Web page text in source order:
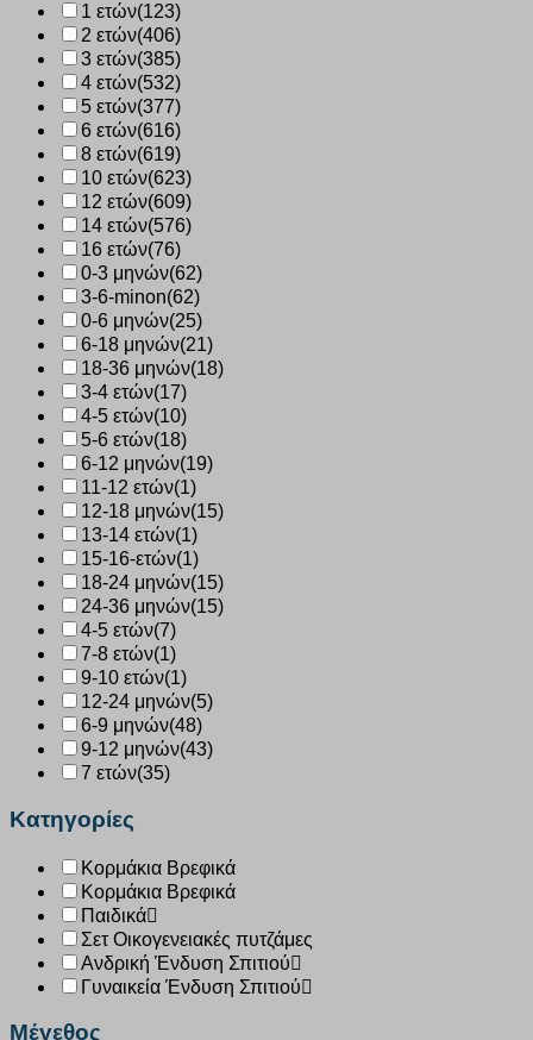
10230
ποσότητα
1 ετών(123)
2 ετών(406)
3 ετών(385)
4 ετών(532)
5 ετών(377)
6 ετών(616)
8 ετών(619)
10 ετών(623)
12 ετών(609)
14 ετών(576)
16 ετών(76)
0-3 μηνών(62)
3-6-minon(62)
0-6 μηνών(25)
6-18 μηνών(21)
18-36 μηνών(18)
3-4 ετών(17)
4-5 ετών(10)
5-6 ετών(18)
6-12 μηνών(19)
11-12 ετών(1)
12-18 μηνών(15)
13-14 ετών(1)
15-16-ετών(1)
18-24 μηνών(15)
24-36 μηνών(15)
4-5 ετών(7)
7-8 ετών(1)
9-10 ετών(1)
12-24 μηνών(5)
6-9 μηνών(48)
9-12 μηνών(43)
7 ετών(35)
Κατηγορίες
Κορμάκια Βρεφικά
Κορμάκια Βρεφικά
Παιδικά
Σετ Οικογενειακές πυτζάμες
Ανδρική Ένδυση Σπιτιού
Γυναικεία Ένδυση Σπιτιού
Μέγεθος